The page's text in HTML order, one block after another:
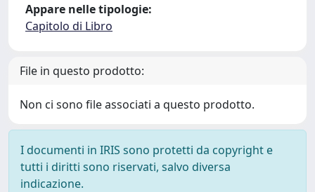
Appare nelle tipologie:
Capitolo di Libro
File in questo prodotto:
Non ci sono file associati a questo prodotto.
I documenti in IRIS sono protetti da copyright e
tutti i diritti sono riservati, salvo diversa
indicazione.